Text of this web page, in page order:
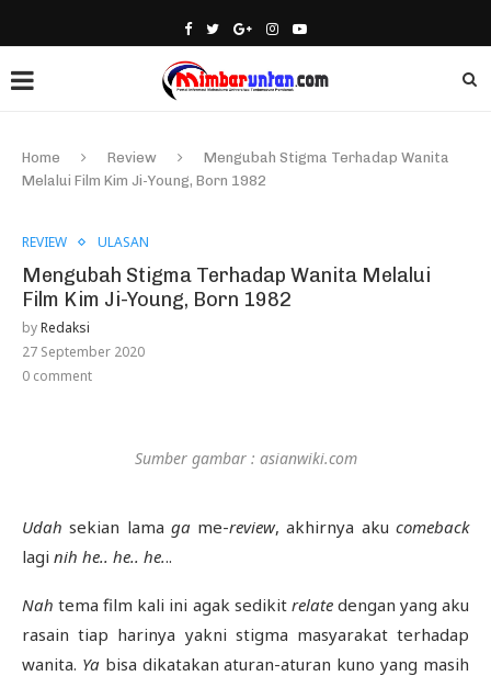
Home Review
Mengubah Stigma Terhadap Wanita
Melalui Film Kim Ji-Young, Born 1982
REVIEW ULASAN
Mengubah Stigma Terhadap Wanita Melalui
Film Kim Ji-Young, Born 1982
byRedaksi
27 September 2020
0 comment
Sumber gambar : asianwiki.com
Udah sekian lama game-review, akhirnya aku comeback
lagi nih he.. he.. he...
Nah tema film kali ini agak sedikit relatedengan yang aku
rasain tiap harinya yakni stigma masyarakat terhadap
wanita. Yabisa dikatakan aturan-aturan kuno yang masih